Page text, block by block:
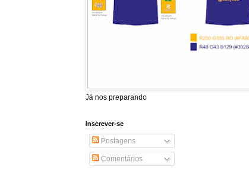
Já nos preparando
Inscrever-se
Postagens
Comentários